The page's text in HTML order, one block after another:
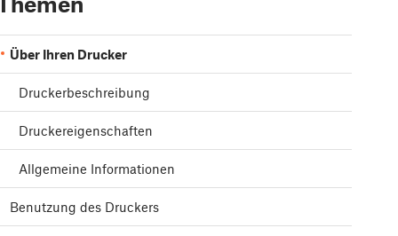
Über Ihren Drucker
Druckerbeschreibung
Druckereigenschaften
Allgemeine Informationen
Benutzung des Druckers